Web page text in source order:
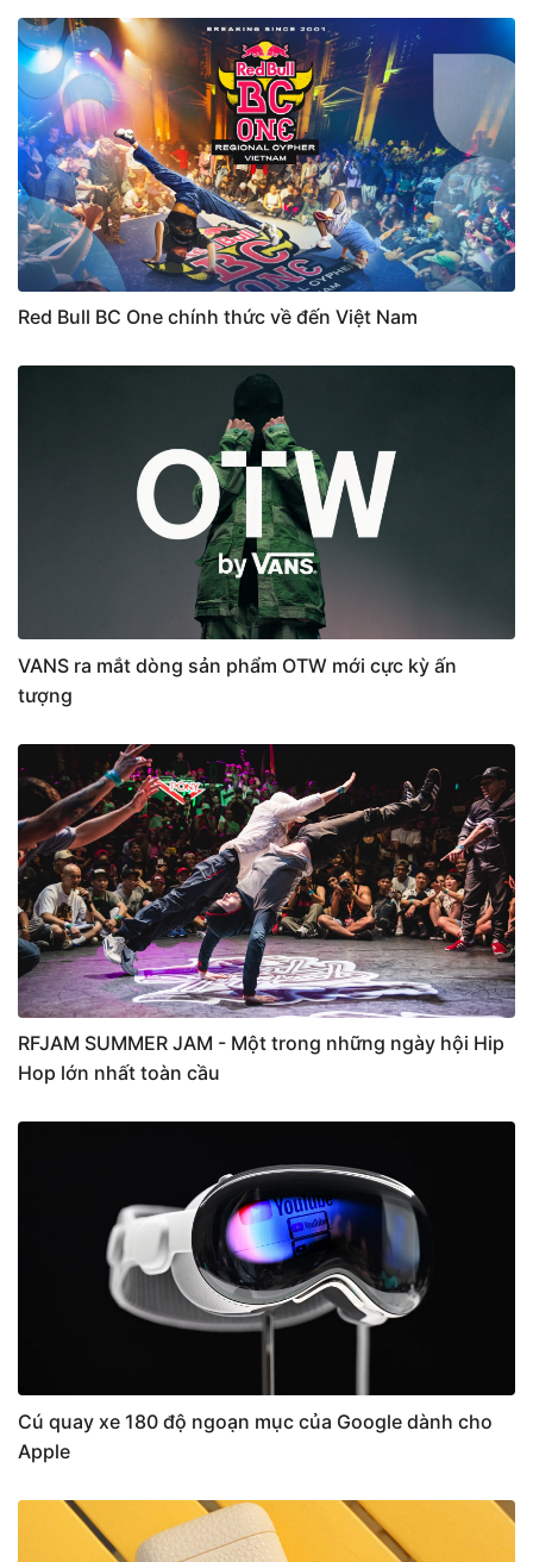
Red Bull BC One chính thức về đến Việt Nam
VANS ra mắt dòng sản phẩm OTW mới cực kỳ ấn
tượng
RFJAM SUMMER JAM - Một trong những ngày hội Hip
Hop lớn nhất toàn cầu
Cú quay xe 180 độ ngoạn mục của Google dành cho
Apple